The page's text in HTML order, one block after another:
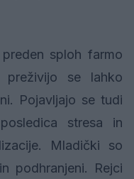
sploh farmo
preživijo se lahko
Pojavljajo se tudi
stresa in
Mladički so
podhranjeni. Rejci